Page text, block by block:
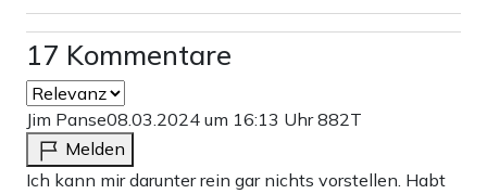
17 Kommentare
Jim Panse08.03.2024 um 16:13 Uhr882T
Melden
Ich kann mir darunter rein gar nichts vorstellen. Habt